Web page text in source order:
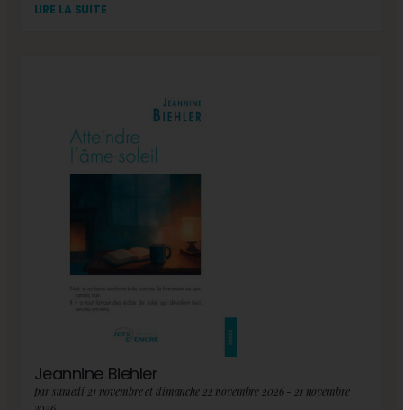
LIRE LA SUITE
Jeannine Biehler
par samedi 21 novembre et dimanche 22 novembre 2026 - 21 novembre